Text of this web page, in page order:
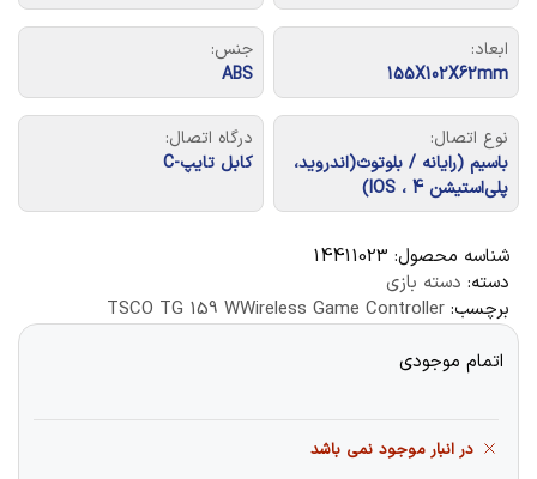
ابعاد:
155X102X62mm
جنس:
ABS
نوع اتصال:
باسیم (رایانه / بلوتوث(اندروید،
پلی‌استیشن 4 ، IOS)
درگاه اتصال:
کابل تایپ-C
شناسه محصول: 14411023
دسته: دسته بازی
برچسب: TSCO TG 159 WWireless Game Controller
اتمام موجودی
در انبار موجود نمی باشد